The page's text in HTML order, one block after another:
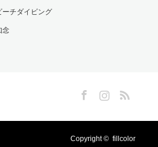
ーチダイビング
念
Copyright © fillcolor